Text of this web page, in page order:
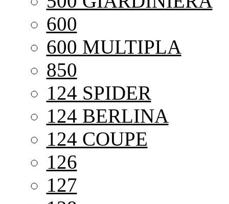
600
600 MULTIPLA
850
124 SPIDER
124 BERLINA
124 COUPE
126
127